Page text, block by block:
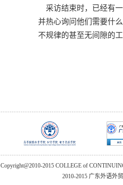
采访结束时，已经有一
并热心询问他们需要什
不规律的甚至无间隙的
Copyright@2010-2015 COLLEGE of
2010-2015 广东外语外